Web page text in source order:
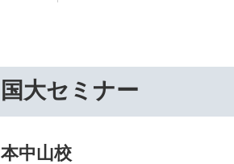
国大セミナー
本中山校